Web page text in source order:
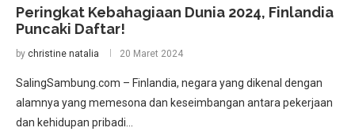
Peringkat Kebahagiaan Dunia 2024, Finlandia
Puncaki Daftar!
by christine natalia 20 Maret 2024
SalingSambung.com – Finlandia, negara yang dikenal dengan
alamnya yang memesona dan keseimbangan antara pekerjaan
dan kehidupan pribadi…